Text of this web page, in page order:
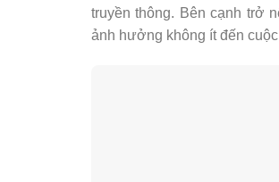
truyền thông. Bên cạnh trở
ảnh hưởng không ít đến